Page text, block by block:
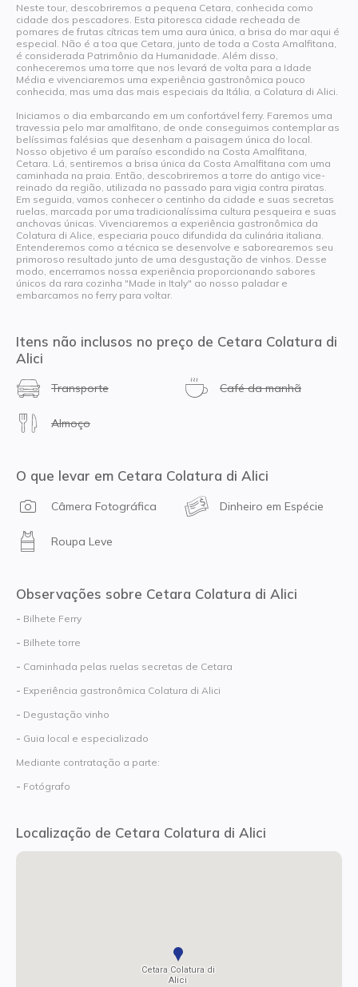
Neste tour, descobriremos a pequena Cetara, conhecida como
cidade dos pescadores. Esta pitoresca cidade recheada de
pomares de frutas cítricas tem uma aura única, a brisa do mar aqui é
especial. Não é a toa que Cetara, junto de toda a Costa Amalfitana,
é considerada Patrimônio da Humanidade. Além disso,
conheceremos uma torre que nos levará de volta para a Idade
Média e vivenciaremos uma experiência gastronômica pouco
conhecida, mas uma das mais especiais da Itália, a Colatura di Alici.
Iniciamos o dia embarcando em um confortável ferry. Faremos uma
travessia pelo mar amalfitano, de onde conseguimos contemplar as
belíssimas falésias que desenham a paisagem única do local.
Nosso objetivo é um paraíso escondido na Costa Amalfitana,
Cetara. Lá, sentiremos a brisa única da Costa Amalfitana com uma
caminhada na praia. Então, descobriremos a torre do antigo vice-
reinado da região, utilizada no passado para vigia contra piratas.
Em seguida, vamos conhecer o centinho da cidade e suas secretas
ruelas, marcada por uma tradicionalíssima cultura pesqueira e suas
anchovas únicas. Vivenciaremos a experiência gastronômica da
Colatura di Alice, especiaria pouco difundida da culinária italiana.
Entenderemos como a técnica se desenvolve e saborearemos seu
primoroso resultado junto de uma desgustação de vinhos. Desse
modo, encerramos nossa experiência proporcionando sabores
únicos da rara cozinha "Made in Italy" ao nosso paladar e
embarcamos no ferry para voltar.
Itens não inclusos no preço de Cetara Colatura di
Alici
Transporte Café da manhã
Almoço
O que levar em Cetara Colatura di Alici
Câmera Fotográfica Dinheiro em Espécie
Roupa Leve
Observações sobre Cetara Colatura di Alici
- Bilhete Ferry
- Bilhete torre
- Caminhada pelas ruelas secretas de Cetara
- Experiência gastronômica Colatura di Alici
- Degustação vinho
- Guia local e especializado
Mediante contratação a parte:
- Fotógrafo
Localização de Cetara Colatura di Alici
Cetara Colatura di
Alici